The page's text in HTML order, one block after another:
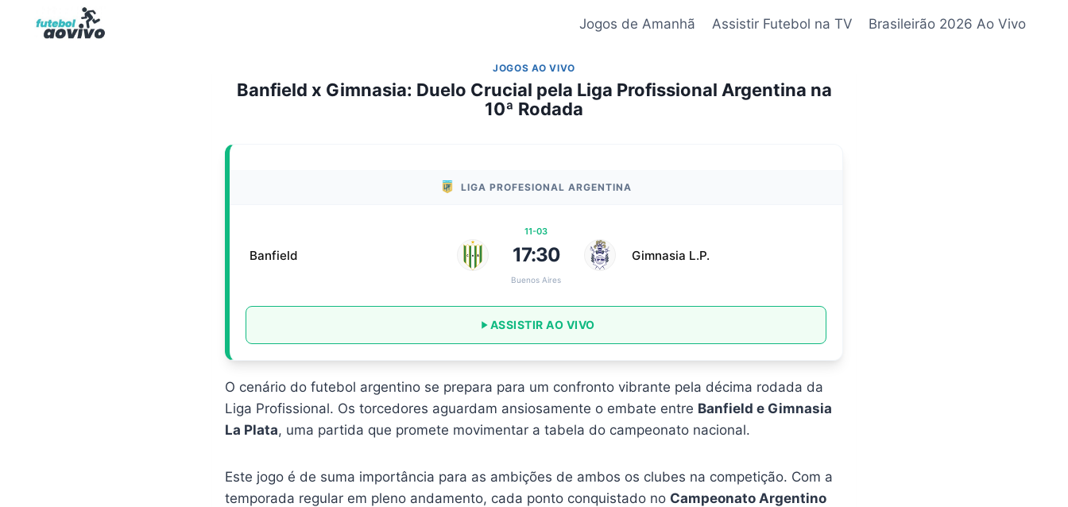
Jogos de Amanhã Assistir Futebol na TV Brasileirão 2026 Ao Vivo
JOGOS AO VIVO
Banfield x Gimnasia: Duelo Crucial pela Liga Profissional Argentina na
10ª Rodada
LIGA PROFESIONAL ARGENTINA
Banfield
11-03
17:30
Buenos Aires
Gimnasia L.P.
ASSISTIR AO VIVO
O cenário do futebol argentino se prepara para um confronto vibrante pela décima rodada da
Liga Profissional. Os torcedores aguardam ansiosamente o embate entre Banfield e Gimnasia
La Plata, uma partida que promete movimentar a tabela do campeonato nacional.
Este jogo é de suma importância para as ambições de ambos os clubes na competição. Com a
temporada regular em pleno andamento, cada ponto conquistado no Campeonato Argentino